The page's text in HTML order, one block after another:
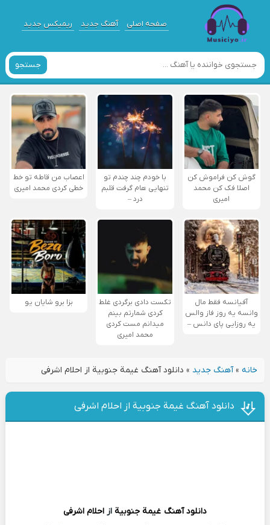
صفحه اصلی آهنگ جدید ریمیکس جدید
جستجو
گوش کن فراموش کن
اصلا فک کن محمد
امیری
با خودم چند چندم تو
تنهایی هام گرفت قلبم
درد –
اعصاب من قاطه تو خط
خطی کردی محمد امیری
آفیانسه فقط مال
وانسه یه روز فاز والس
یه روزایی پای دانس –
تکست دادی برگردی غلط
کردی شمارتم بینم
میدانم مست کردی
محمد امیری
بزا برو شایان یو
خانه»آهنگ جدید » دانلود آهنگ غيمة جنوبية از احلام اشرفی
دانلود آهنگ غيمة جنوبية از احلام اشرفی
دانلود آهنگ غيمة جنوبية از احلام اشرفی